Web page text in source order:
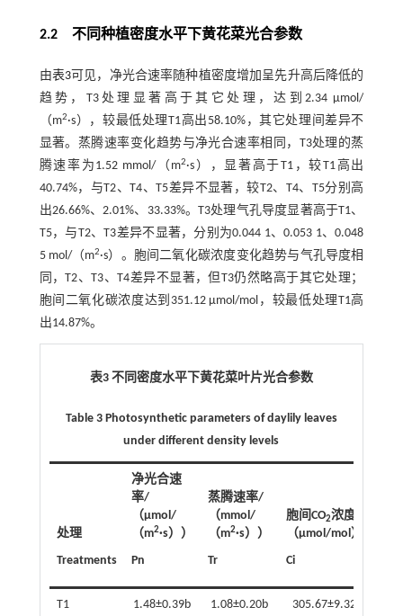
2.2 不同种植密度水平下黄花菜光合参数
由表3可见，净光合速率随种植密度增加呈先升高后降低的
趋势，T3处理显著高于其它处理，达到2.34 μmol/
（m2·s），较最低处理T1高出58.10%，其它处理间差异不
显著。蒸腾速率变化趋势与净光合速率相同，T3处理的蒸
腾速率为1.52 mmol/（m2·s），显著高于T1，较T1高出
40.74%，与T2、T4、T5差异不显著，较T2、T4、T5分别高
出26.66%、2.01%、33.33%。T3处理气孔导度显著高于T1、
T5，与T2、T3差异不显著，分别为0.044 1、0.053 1、0.048
5 mol/（m2·s）。胞间二氧化碳浓度变化趋势与气孔导度相
同，T2、T3、T4差异不显著，但T3仍然略高于其它处理；
胞间二氧化碳浓度达到351.12 μmol/mol，较最低处理T1高
出14.87%。
表3 不同密度水平下黄花菜叶片光合参数
Table 3 Photosynthetic parameters of daylily leaves
under different density levels
处理
Treatments
净光合速
率/
（μmol/
（m2·s））
Pn
蒸腾速率/
（mmol/
（m2·s））
Tr
胞间CO2浓度/
（μmol/mol）
Ci
T1 1.48±0.39b 1.08±0.20b 305.67±9.32b